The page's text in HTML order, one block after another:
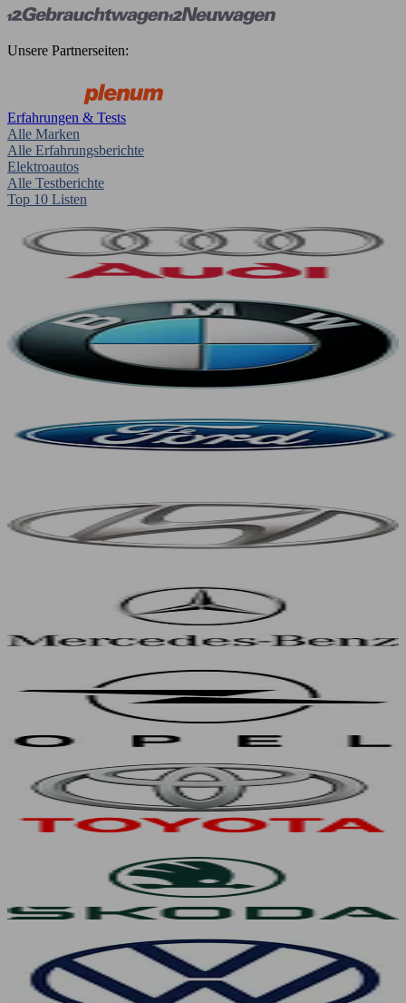
Unsere Partnerseiten:
Erfahrungen & Tests
Alle Marken
Alle Erfahrungsberichte
Elektroautos
Alle Testberichte
Top 10 Listen